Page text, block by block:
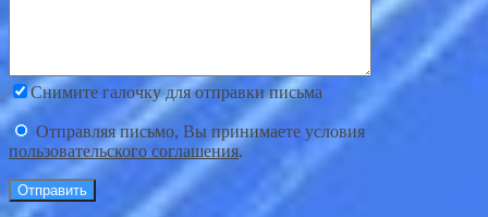
Снимите галочку для отправки письма
Отправляя письмо, Вы принимаете условия
пользовательского соглашения.